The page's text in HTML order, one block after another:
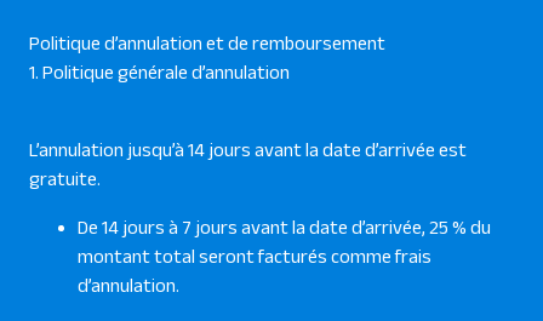
Politique d’annulation et de remboursement
1. Politique générale d’annulation
L’annulation jusqu’à 14 jours avant la date d’arrivée est
gratuite.
De 14 jours à 7 jours avant la date d’arrivée, 25 % du
montant total seront facturés comme frais
d’annulation.